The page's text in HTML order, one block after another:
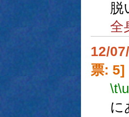
脱
全
12/
票: 5]
\t\u
に